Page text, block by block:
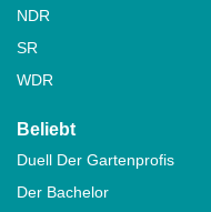
NDR
SR
WDR
Beliebt
Duell Der Gartenprofis
Der Bachelor